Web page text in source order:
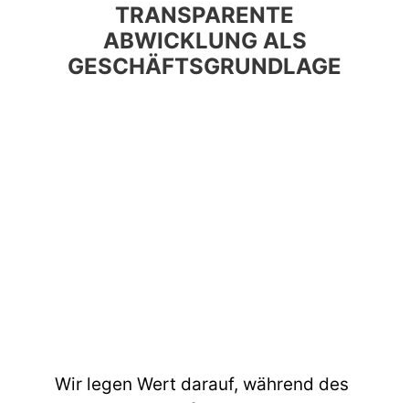
TRANSPARENTE
ABWICKLUNG ALS
GESCHÄFTSGRUNDLAGE
Wir legen Wert darauf, während des